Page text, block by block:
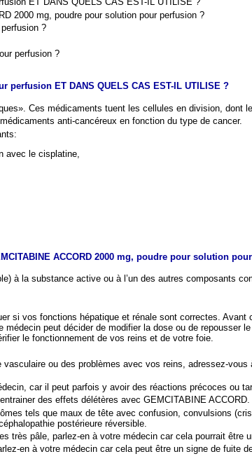
2000 mg, poudre pour solution pour perfusion ?
?
perfusion ?
perfusion ET DANS QUELS CAS EST-IL UTILISE ?
Ces médicaments tuent les cellules en division, dont
anti-cancéreux en fonction du type de cancer.
avec le cisplatine,
ACCORD 2000 mg, poudre pour solution
à la substance active ou à l’un des autres composants
si vos fonctions hépatique et rénale sont correctes.
peut décider de modifier la dose ou de repousser
le fonctionnement de vos reins et de votre foie.
vasculaire ou des problèmes avec vos reins, adressez-
car il peut parfois y avoir des réactions précoces ou
des effets délétères avec GEMCITABINE ACCORD.
tels que maux de tête avec confusion, convulsions
postérieure réversible.
très pâle, parlez-en à votre médecin car cela pourrait être
en à votre médecin car cela peut être un signe de fuite